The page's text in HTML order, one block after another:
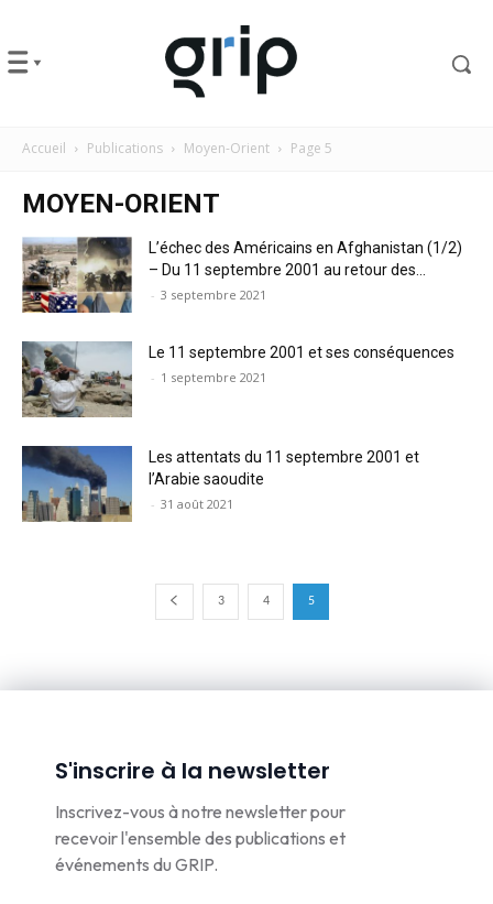
Accueil Publications Moyen-Orient Page 5
MOYEN-ORIENT
L’échec des Américains en Afghanistan (1/2)
– Du 11 septembre 2001 au retour des...
- 3 septembre 2021
Le 11 septembre 2001 et ses conséquences
- 1 septembre 2021
Les attentats du 11 septembre 2001 et
l’Arabie saoudite
- 31 août 2021
3 4 5
S'inscrire à la newsletter
Inscrivez-vous à notre newsletter pour
recevoir l'ensemble des publications et
événements du GRIP.